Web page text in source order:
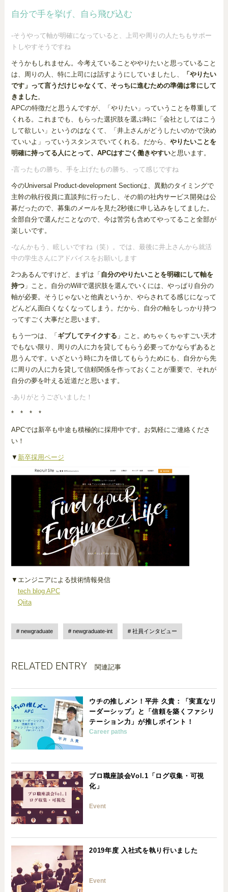
自分で手を挙げ、自ら飛び込む
-そうやって軸が明確になっていると、上司や周りの人たちもサポー
トしやすそうですね
そうかもしれません。今考えていることややりたいと思っていること
は、周りの人、特に上司には話すようにしていましたし、
「やりたい
です」って言うだけじゃなくて、そっちに進むための準備は常にして
きました。
APCの特徴だと思うんですが、「やりたい」っていうことを尊重して
くれる。これまでも、もらった選択肢を選ぶ時に「会社としてはこう
して欲しい」というのはなくて、「井上さんがどうしたいのかで決め
ていいよ」っていうスタンスでいてくれる。だから、 やりたいことを
明確に持ってる人にとって、APCはすごく働きやすいと思います。
-言ったもの勝ち、手を上げたもの勝ち、って感じですね
今のUniversal Product-development Sectionは、異動のタイミングで
主幹の執行役員に直談判に行ったし、その前の社内サービス開発は公
募だったので、募集のメールを見た2秒後に申し込みをしてました。
全部自分で選んだことなので、今は苦労も含めてやってること全部が
楽しいです。
-なんかもう、眩しいですね（笑）。では、最後に井上さんから就活
中の学生さんにアドバイスをお願いします
2つあるんですけど、まずは「 自分のやりたいことを明確にして軸を
持つ」こと。自分のWillで選択肢を選んでいくには、やっぱり自分の
軸が必要。そうじゃないと他責というか、やらされてる感じになって
どんどん面白くなくなってしまう。だから、自分の軸をしっかり持つ
ってすごく大事だと思います。
もう一つは、「 ギブしてテイクする 」こと。めちゃくちゃすごい天才
でもない限り、周りの人に力を貸してもらう必要ってかならずあると
思うんです。いざという時に力を借してもらうためにも、自分から先
に周りの人に力を貸して信頼関係を作っておくことが重要で、それが
自分の夢を叶える近道だと思います。
-ありがとうございました！
* * * *
APCでは新卒も中途も積極的に採用中です。お気軽にご連絡くださ
い！
▼ 新卒採用ページ
▼エンジニアによる技術情報発信
tech blog APC
Qiita
newgraduate newgraduate-int 社員インタビュー
RELATED ENTRY 関連記事
ウチの推しメン！平井 久貴：「実直なリ
ーダーシップ」と「信頼を築くファシリ
テーション力」が推しポイント！
Career paths
プロ職座談会Vol.1「ログ収集・可視
化」
Event
2019年度 入社式を執り行いました
Event